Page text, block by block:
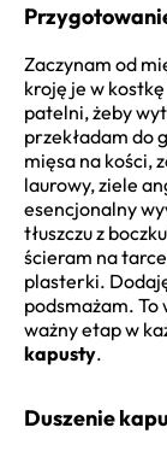
Zaczynam od
kroję je w
patelni, żeby
przekładam do
mięsa na kości,
laurowy, ziele
esencjonalny
tłuszczu z
ścieram na
plasterki.
podsmażam. To
ważny etap w
kapusty.
Duszenie